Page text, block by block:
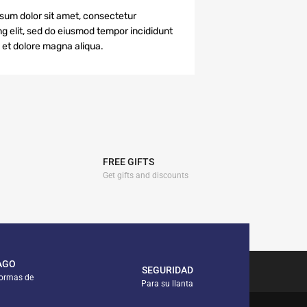
dolor sit amet, consectetur
elit, sed do eiusmod tempor incididunt
dolore magna aliqua.
FREE GIFTS
Get gifts and discounts
de
SEGURIDAD
Para su llanta